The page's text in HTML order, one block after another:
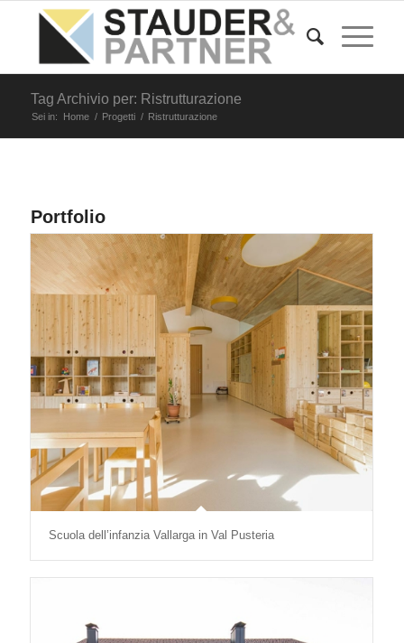
Tag Archivio per: Ristrutturazione
Sei in: Home / Progetti / Ristrutturazione
Portfolio
Scuola dell’infanzia Vallarga in Val Pusteria